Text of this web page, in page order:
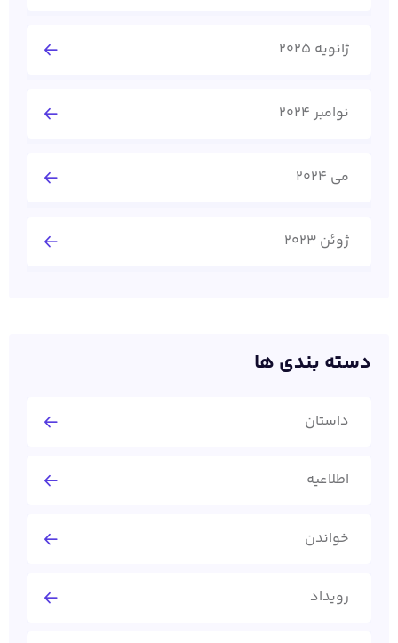
ژانویه 2025
نوامبر 2024
می 2024
ژوئن 2023
دسته بندی ها
داستان
اطلاعیه
خواندن
رویداد